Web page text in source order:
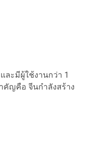
ะมีผู้ใช้งานกว่า 1
ญคือ จีนกำลังสร้าง